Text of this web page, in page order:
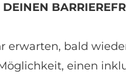
erwarten, bald
einen